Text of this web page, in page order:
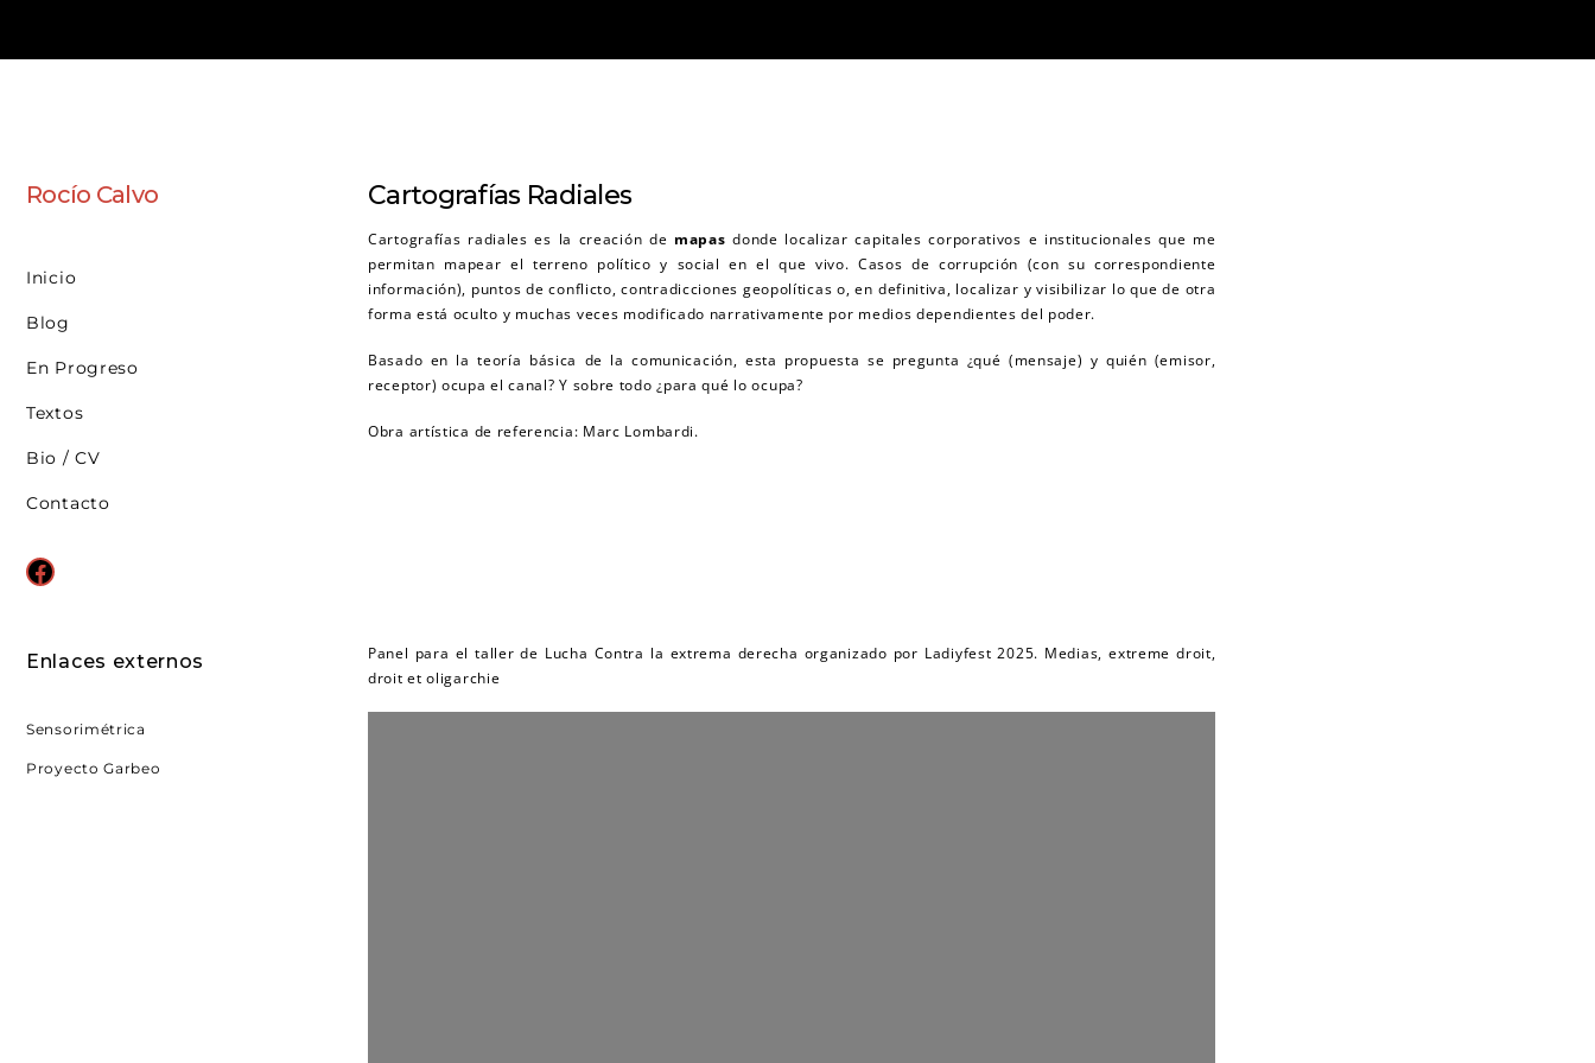
contenido
Rocío Calvo
Inicio
Blog
En Progreso
Textos
Bio / CV
Contacto
Facebook
Enlaces externos
Sensorimétrica
Proyecto Garbeo
Cartografías Radiales
Cartografías radiales es la creación de mapas donde localizar capitales corporativos e institucionales que me
permitan mapear el terreno político y social en el que vivo. Casos de corrupción (con su correspondiente
información), puntos de conflicto, contradicciones geopolíticas o, en definitiva, localizar y visibilizar lo que de otra
forma está oculto y muchas veces modificado narrativamente por medios dependientes del poder.
Basado en la teoría básica de la comunicación, esta propuesta se pregunta ¿qué (mensaje) y quién (emisor,
receptor) ocupa el canal? Y sobre todo ¿para qué lo ocupa?
Obra artística de referencia: Marc Lombardi.
Panel para el taller de Lucha Contra la extrema derecha organizado por Ladiyfest 2025. Medias, extreme droit,
droit et oligarchie